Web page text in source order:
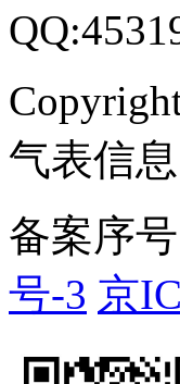
气表信
备案序号
号-3 京